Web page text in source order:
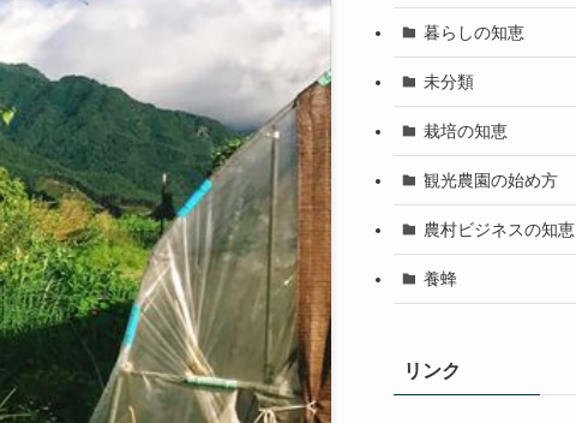
暮らしの知恵
未分類
栽培の知恵
観光農園の始め方
農村ビジネスの知恵
養蜂
リンク